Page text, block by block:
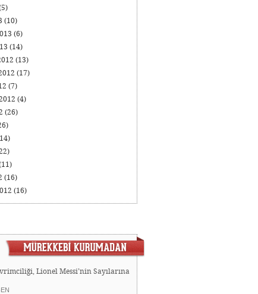
(10)
(6)
(14)
(13)
(17)
(7)
(4)
(26)
(16)
(16)
Lionel Messi’nin Sayılarına